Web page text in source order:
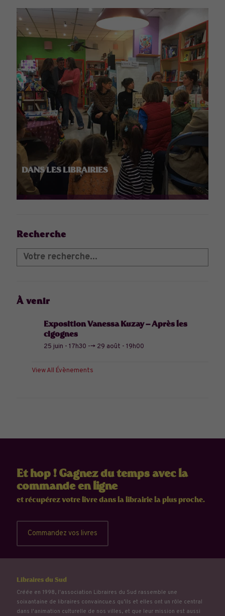
DANS LES LIBRAIRIES
Recherche
À venir
Exposition Vanessa Kuzay – Après les
cigognes
25 juin - 17h30 --> 29 août - 19h00
View All Évènements
Et hop ! Gagnez du temps avec la
commande en ligne
et récupérez votre livre dans la librairie la plus proche.
Commandez vos livres
Libraires du Sud
Créée en 1998, l'association Libraires du Sud rassemble une
soixantaine de libraires convaincu.e.s qu’ils et elles ont un rôle central
dans l'animation culturelle de nos villes, et que leur mission est aussi